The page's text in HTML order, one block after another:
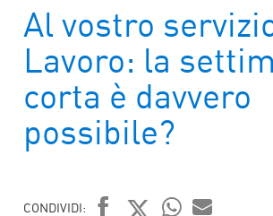
Al vostro
Lavoro: la
corta è davvero
possibile?
CONDIVIDI: